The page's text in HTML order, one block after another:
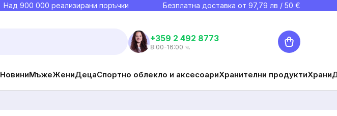
Над 900 000 реализирани поръчки Безплатна доставка от 97,79 лв / 50 €
+359 2 492 8773
8:00-16:00 ч.
Количка
НовиниМъжеЖениДецаСпортно облекло и аксесоариХранителни продуктиХрани